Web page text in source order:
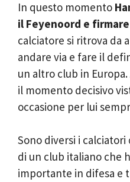
In questo momento
il Feyenoord e
calciatore si ritrova da
andare via e fare il
un altro club in
il momento decisivo
occasione per lui
Sono diversi i
di un club italiano che
importante in difesa e